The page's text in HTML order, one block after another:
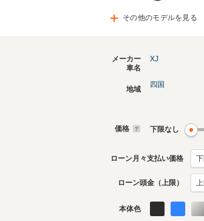
その他のモデルを見る
生産モデル
XJのカタログを見る
メーカー
車名
XJ
地域
四国
価格 下限なし
ローン月々支払い価格
ローン頭金（上限）
本体色